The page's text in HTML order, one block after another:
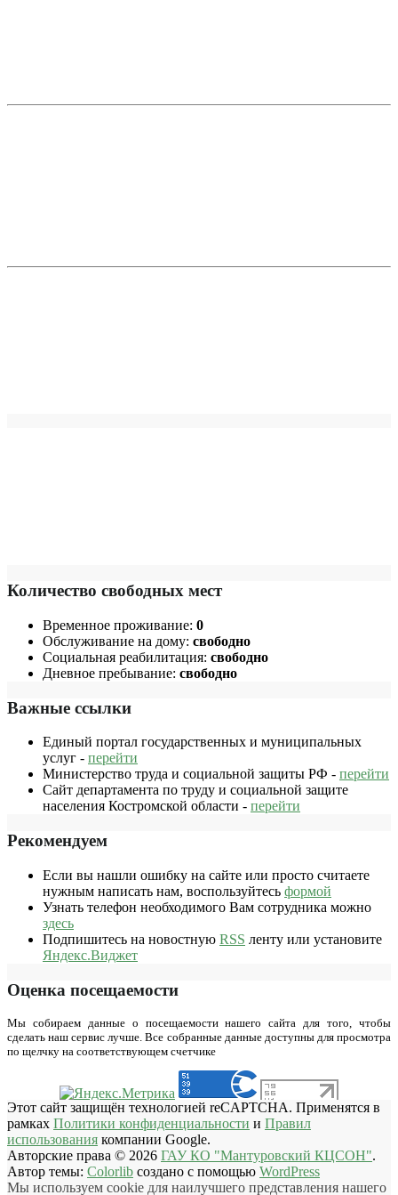
Количество свободных мест
Временное проживание: 0
Обслуживание на дому: свободно
Социальная реабилитация: свободно
Дневное пребывание: свободно
Важные ссылки
Единый портал государственных и муниципальных
услуг - перейти
Министерство труда и социальной защиты РФ - перейти
Сайт департамента по труду и социальной защите
населения Костромской области - перейти
Рекомендуем
Если вы нашли ошибку на сайте или просто считаете
нужным написать нам, воспользуйтесь формой
Узнать телефон необходимого Вам сотрудника можно
здесь
Подпишитесь на новостную RSS ленту или установите
Яндекс.Виджет
Оценка посещаемости
Мы собираем данные о посещаемости нашего сайта для того, чтобы
сделать наш сервис лучше. Все собранные данные доступны для просмотра
по щелчку на соответствующем счетчике
Этот сайт защищён технологией reCAPTCHA. Применятся в
рамках Политики конфиденциальности и Правил
использования компании Google.
Авторские права © 2026 ГАУ КО "Мантуровский КЦСОН".
Автор темы: Colorlib создано с помощью WordPress
Мы используем cookie для наилучшего представления нашего